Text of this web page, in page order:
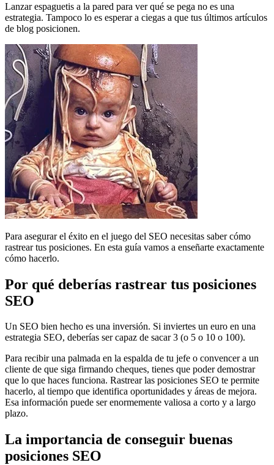
Lanzar espaguetis a la pared para ver qué se pega no es una
estrategia. Tampoco lo es esperar a ciegas a que tus últimos artículos
de blog posicionen.
Para asegurar el éxito en el juego del SEO necesitas saber cómo
rastrear tus posiciones. En esta guía vamos a enseñarte exactamente
cómo hacerlo.
Por qué deberías rastrear tus posiciones
SEO
Un SEO bien hecho es una inversión. Si inviertes un euro en una
estrategia SEO, deberías ser capaz de sacar 3 (o 5 o 10 o 100).
Para recibir una palmada en la espalda de tu jefe o convencer a un
cliente de que siga firmando cheques, tienes que poder demostrar
que lo que haces funciona. Rastrear las posiciones SEO te permite
hacerlo, al tiempo que identifica oportunidades y áreas de mejora.
Esa información puede ser enormemente valiosa a corto y a largo
plazo.
La importancia de conseguir buenas
posiciones SEO